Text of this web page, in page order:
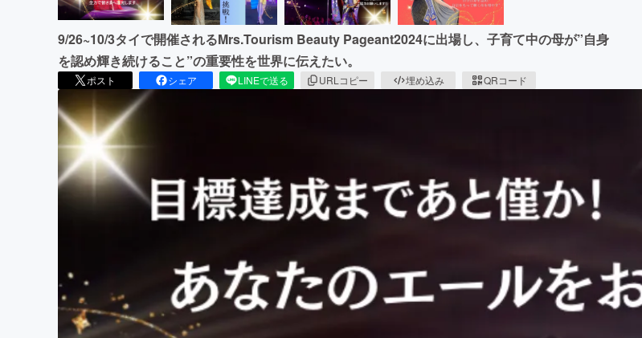
9/26~10/3タイで開催されるMrs.Tourism Beauty Pageant2024に出場し、子育て中の母が”自身
を認め輝き続けること”の重要性を世界に伝えたい。
ポスト シェア LINEで送る URLコピー 埋め込み QRコード